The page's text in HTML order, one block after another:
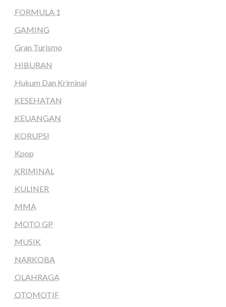
FORMULA 1
GAMING
Gran Turismo
HIBURAN
Hukum Dan Kriminal
KESEHATAN
KEUANGAN
KORUPSI
Kpop
KRIMINAL
KULINER
MMA
MOTO GP
MUSIK
NARKOBA
OLAHRAGA
OTOMOTIF